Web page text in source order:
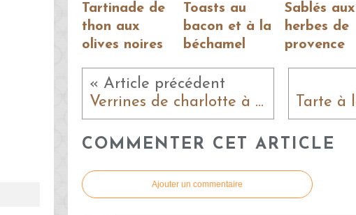
Tartinade de
thon aux
olives noires
Toasts au
bacon et à la
béchamel
Sablés aux
herbes de
provence
« Article précédent
Verrines de charlotte à la framboise
COMMENTER CET ARTICLE
Ajouter un commentaire